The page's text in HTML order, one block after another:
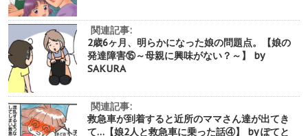
関連記事:
2歳6ヶ月、明らかになった娘の問題点。【娘の
発達障害⑮～母親に興味がない？～】 by
SAKURA
関連記事:
救急車が到着すると近所のママさん達が出てき
て…【娘2人と救急車に乗った話④】 by ぽてと